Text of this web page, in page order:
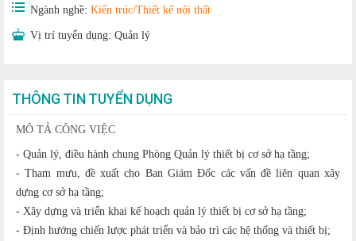
Ngành nghề: Kiến trúc/Thiết kế nội thất
Vị trí tuyển dụng: Quản lý
THÔNG TIN TUYỂN DỤNG
MÔ TẢ CÔNG VIỆC
- Quản lý, điều hành chung Phòng Quản lý thiết bị cơ sở hạ tầng;
- Tham mưu, đề xuất cho Ban Giám Đốc các vấn đề liên quan xây
dựng cơ sở hạ tầng;
- Xây dựng và triển khai kế hoạch quản lý thiết bị cơ sở hạ tầng;
- Định hướng chiến lược phát triển và bảo trì các hệ thống và thiết bị;